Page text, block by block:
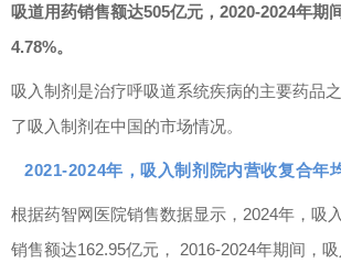
吸道用药销售额达505亿元，2020-2024年期
4.78%。
吸入制剂是治疗呼吸道系统疾病的主要药品
了吸入制剂在中国的市场情况。
2021-2024年，吸入制剂院内营收复合年
根据药智网医院销售数据显示，2024年，吸
销售额达162.95亿元， 2016-2024年期间，